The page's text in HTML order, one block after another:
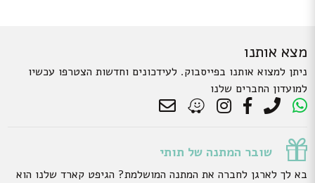
מצא אותנו
ניתן למצוא אותנו בפייסבוק. לעידכונים וחדשות הצטרפו עכשיו
למועדון החברים שלנו
שובר המתנה של תותי
בא לך לארגן לחברה את המתנה המושלמת? הגיפט קארד שלנו הוא